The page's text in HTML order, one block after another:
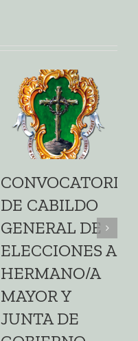
CONVOCATORIA
DE CABILDO
GENERAL DE
ELECCIONES A
HERMANO/A
MAYOR Y
JUNTA DE